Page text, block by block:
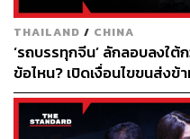
50,000 คน โดยเฉพาะพื้นที่
อร์เบีย ปฏิเสธที่จะเปลี่ยนป้า
ยอมรับการประกาศเอกราช
อร์เบียมาโดยตลอด
THAILAND / CHINA
‘รถบรรทุกจีน’ ลักลอบลงใ
ข้อไหน? เปิดเงื่อนไขขนส่งข้